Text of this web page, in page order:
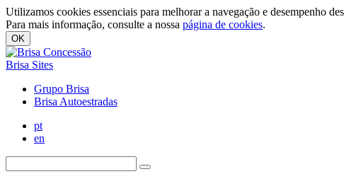
Utilizamos cookies essenciais para melhorar a navegação e desempenho
Para mais informação, consulte a nossa página de cookies.
OK
Brisa Sites
Grupo Brisa
Brisa Autoestradas
pt
en